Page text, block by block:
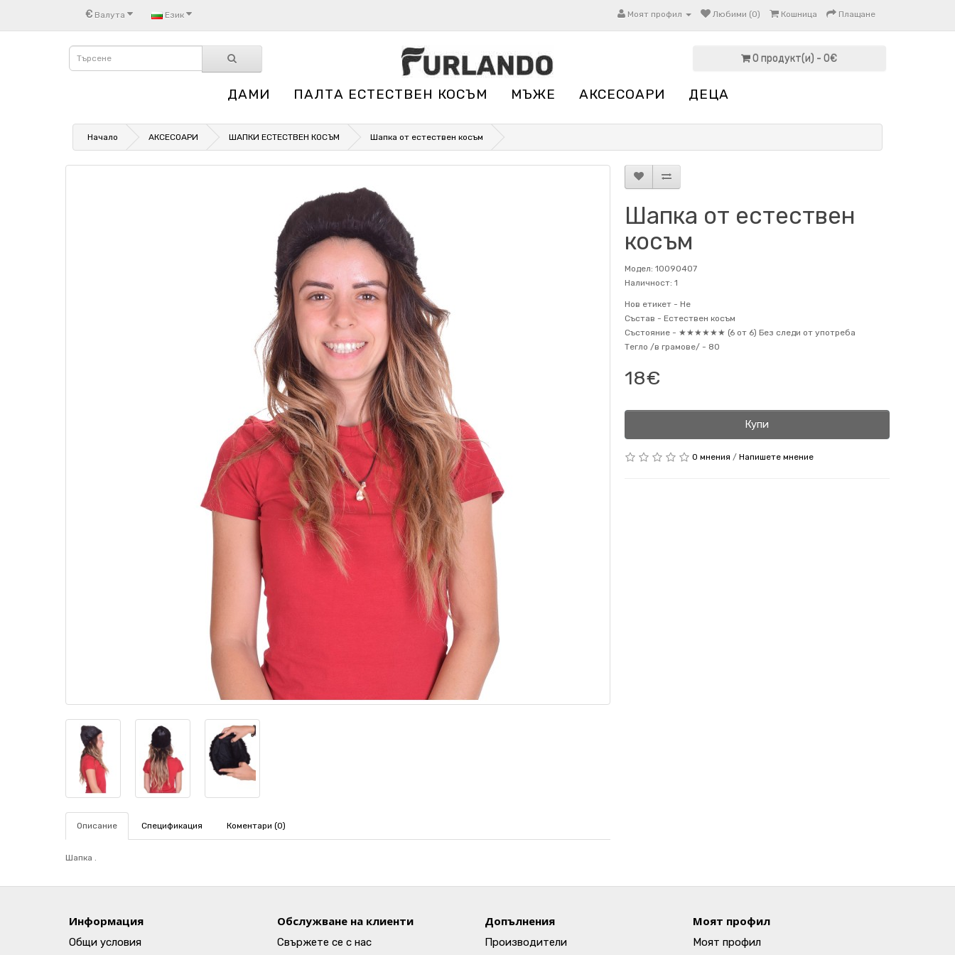
€ Валута Език Моят профил Любими (0) Кошница Плащане
0 продукт(и) - 0€
ДАМИ ПАЛТА ЕСТЕСТВЕН КОСЪМ МЪЖЕ АКСЕСОАРИ ДЕЦА
Начало АКСЕСОАРИ ШАПКИ ЕСТЕСТВЕН КОСЪМ Шапка от естествен косъм
Описание Спецификация Коментари (0)
Шапка .
Шапка от естествен
косъм
Модел: 10090407
Наличност: 1
Нов етикет - Не
Състав - Естествен косъм
Състояние - ★★★★★★ (6 от 6) Без следи от употреба
Тегло /в грамове/ - 80
18€
Купи
0 мнения / Напишете мнение
Информация
Общи условия
Обслужване на клиенти
Свържете се с нас
Допълнения
Производители
Моят профил
Моят профил